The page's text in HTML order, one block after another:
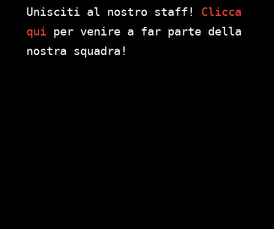
Unisciti al nostro staff! Clicca
qui per venire a far parte della
nostra squadra!